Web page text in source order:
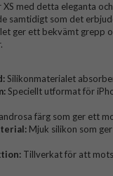
XS med detta eleganta
samtidigt som det
ger ett bekvämt grepp
Silikonmaterialet
Speciellt utformat för
färg som ger ett
Mjuk silikon som
Tillverkat för att